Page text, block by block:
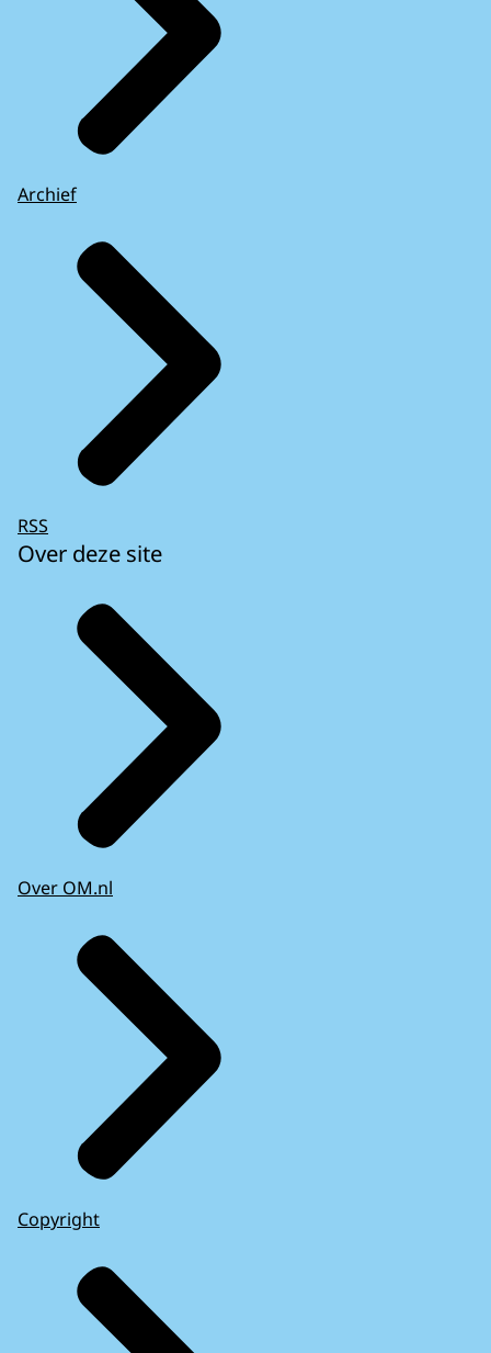
Archief
RSS
Over deze site
Over OM.nl
Copyright